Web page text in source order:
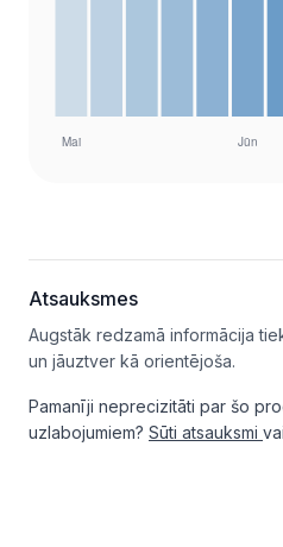
Atsauksmes
Augstāk redzamā informācija
un jāuztver kā orientējoša.
Pamanīji neprecizitāti par šo
uzlabojumiem? Sūti atsauksmi vai